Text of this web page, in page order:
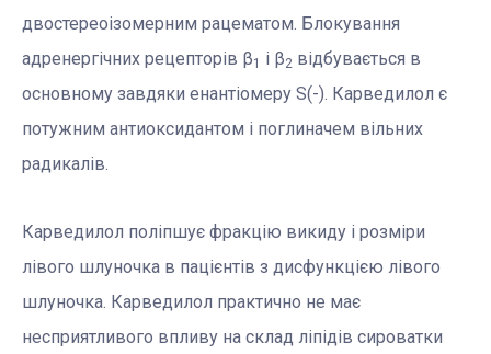
двостереоізомерним рацематом. Блокування
адренергічних рецепторів β1 і β2 відбувається в
основному завдяки енантіомеру S(-). Карведилол є
потужним антиоксидантом і поглиначем вільних
радикалів.
Карведилол поліпшує фракцію викиду і розміри
лівого шлуночка в пацієнтів з дисфункцією лівого
шлуночка. Карведилол практично не має
несприятливого впливу на склад ліпідів сироватки